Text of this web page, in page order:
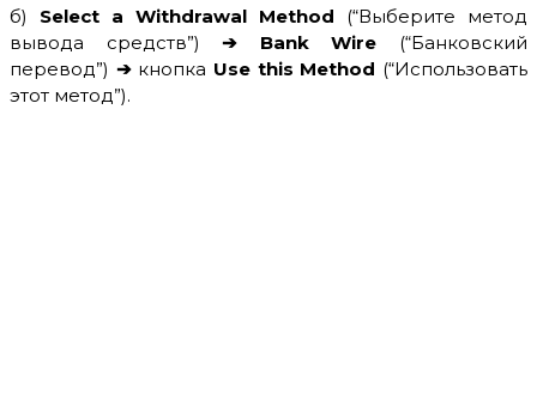
б) Select a Withdrawal Method (“Выберите метод
вывода средств”)➔ Bank Wire (“Банковский
перевод”) ➔кнопка Use this Method (“Использовать
этот метод”).